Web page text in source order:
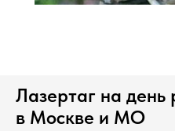
Лазертаг на
в Москве и МО